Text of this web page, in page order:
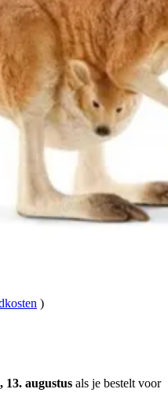
)
augustus als je bestelt voor